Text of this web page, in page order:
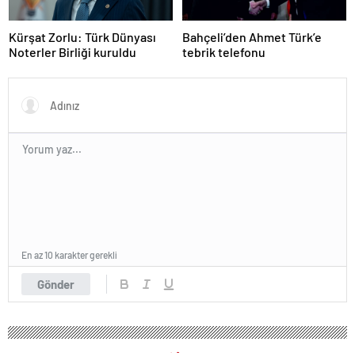
Kürşat Zorlu: Türk Dünyası
Noterler Birliği kuruldu
Bahçeli’den Ahmet Türk’e
tebrik telefonu
Gönder
En az 10 karakter gerekli